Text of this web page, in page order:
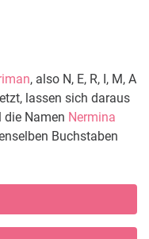
, also N, E, R, I, M, A
lassen sich daraus
die Namen Nermina
Buchstaben